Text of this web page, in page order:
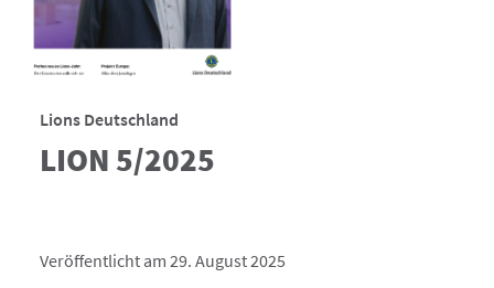
Lions Deutschland
LION 5/2025
Veröffentlicht am 29. August 2025